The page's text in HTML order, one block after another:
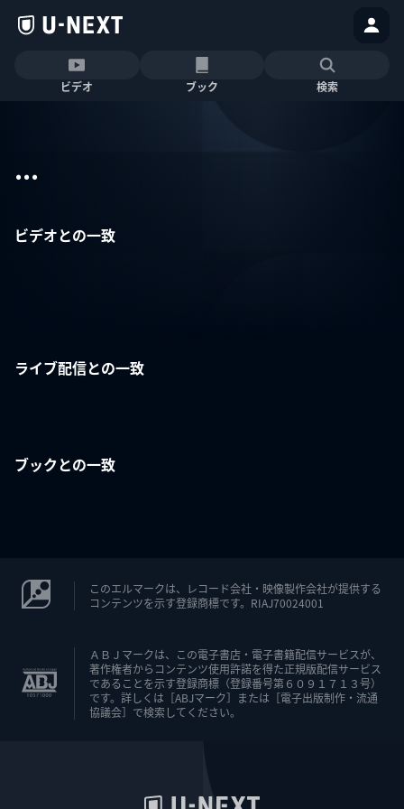
ビデオ ブック 検索
...
ビデオとの一致
ライブ配信との一致
ブックとの一致
このエルマークは、レコード会社・映像製作会社が提供する
コンテンツを示す登録商標です。RIAJ70024001
ＡＢＪマークは、この電子書店・電子書籍配信サービスが、
著作権者からコンテンツ使用許諾を得た正規版配信サービス
であることを示す登録商標（登録番号第６０９１７１３号）
です。詳しくは［ABJマーク］または［電子出版制作・流通
協議会］で検索してください。